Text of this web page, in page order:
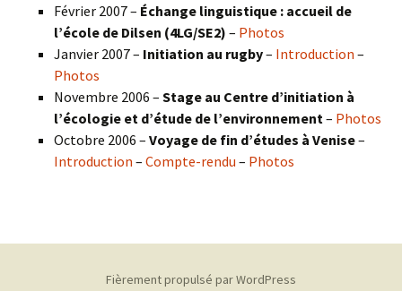
Février 2007 – Échange linguistique : accueil de
l’école de Dilsen (4LG/SE2) – Photos
Janvier 2007 – Initiation au rugby– Introduction –
Photos
Novembre 2006 – Stage au Centre d’initiation à
l’écologie et d’étude de l’environnement – Photos
Octobre 2006 – Voyage de fin d’études à Venise–
Introduction – Compte-rendu – Photos
Fièrement propulsé par WordPress